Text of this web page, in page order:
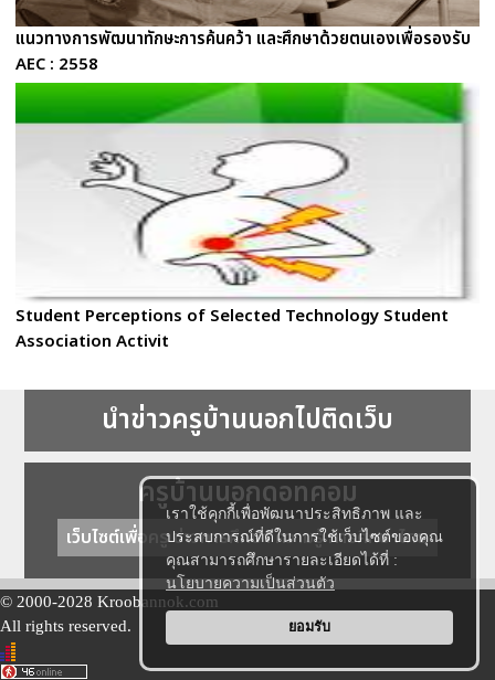
เราใช้คุกกี้เพื่อพัฒนาประสิทธิภาพ และ
ประสบการณ์ที่ดีในการใช้เว็บไซต์ของคุณ
คุณสามารถศึกษารายละเอียดได้ที่ :
นโยบายความเป็นส่วนตัว
ยอมรับ
แนวทางการพัฒนาทักษะการค้นคว้า และศึกษาด้วยตนเองเพื่อรองรับ
AEC : 2558
Student Perceptions of Selected Technology Student
Association Activit
นำข่าวครูบ้านนอกไปติดเว็บ
ครูบ้านนอกดอทคอม
เว็บไซต์เพื่อครู ข่าวการศึกษา ความรู้ การศึกษาไทย
© 2000-2028 Kroobannok.com
All rights reserved.